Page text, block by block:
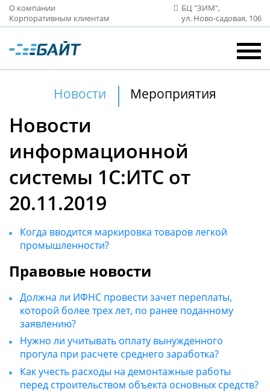
О компании
Корпоративным клиентам
БЦ "ЗИМ",
ул. Ново‑садовая, 106
Новости Мероприятия
Новости
информационной
системы 1С:ИТС от
20.11.2019
Когда вводится маркировка товаров легкой
промышленности?
Правовые новости
Должна ли ИФНС провести зачет переплаты,
которой более трех лет, по ранее поданному
заявлению?
Нужно ли учитывать оплату вынужденного
прогула при расчете среднего заработка?
Как учесть расходы на демонтажные работы
перед строительством объекта основных средств?